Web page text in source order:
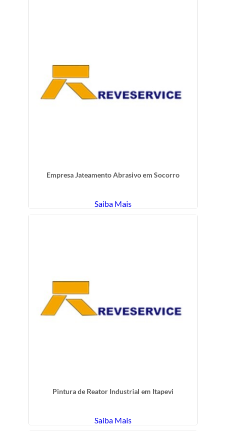
Empresa Jateamento Abrasivo em Socorro
Saiba Mais
Pintura de Reator Industrial em Itapevi
Saiba Mais